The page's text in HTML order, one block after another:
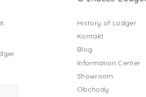
History of Lodger
Kontakt
Blog
Information Center
Showroom
Obchody